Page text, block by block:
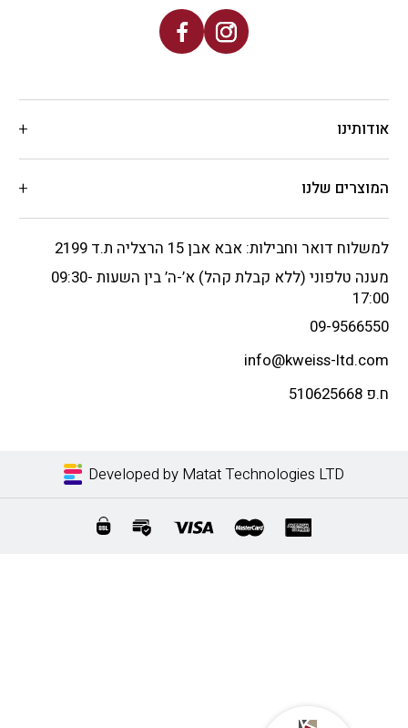
שלנו
דואר וחבילות: אבא אבן 15 הרצליה ת.ד 2199
מענה טלפוני (ללא קבלת קהל) א’-ה’ בין השעות 09:30-
09-
info@kweiss-
Developed by Matat Technologies LTD